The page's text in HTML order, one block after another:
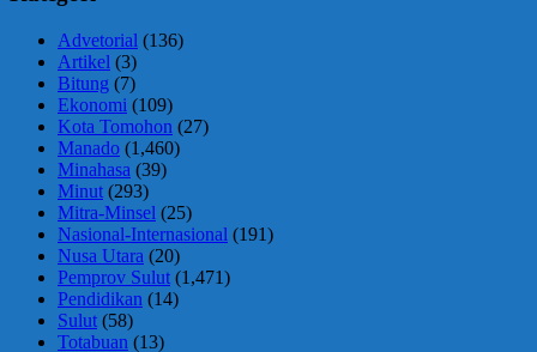
Advetorial (136)
Artikel (3)
Bitung (7)
Ekonomi (109)
Kota Tomohon (27)
Manado (1,460)
Minahasa (39)
Minut (293)
Mitra-Minsel (25)
Nasional-Internasional (191)
Nusa Utara (20)
Pemprov Sulut (1,471)
Pendidikan (14)
Sulut (58)
Totabuan (13)